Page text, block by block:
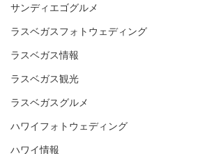
サンディエゴグルメ
ラスベガスフォトウェディング
ラスベガス情報
ラスベガス観光
ラスベガスグルメ
ハワイフォトウェディング
ハワイ情報